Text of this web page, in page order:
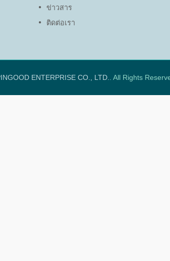
ข่าวสาร
ติดต่อเรา
ENTERPRISE CO., LTD.. All Rights